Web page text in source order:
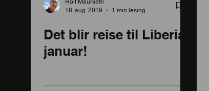
Rolf Maurseth
18. aug. 2019
1 min lesing
Det blir reise til Liberia i
januar!